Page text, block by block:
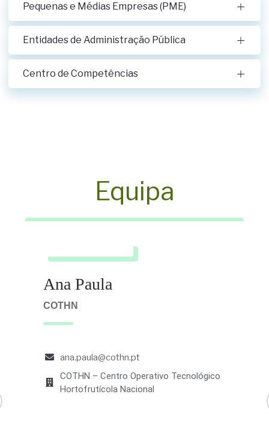
Pequenas e Médias Empresas (PME)
Entidades de Administração Pública
Centro de Competências
Equipa
Ana Paula
COTHN
ana.paula@cothn.pt
COTHN – Centro Operativo Tecnológico
Hortofrutícola Nacional